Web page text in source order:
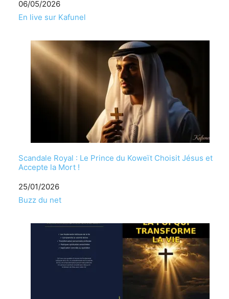
Date
06/05/2026
Par rapport à
En live sur Kafunel
Scandale Royal : Le Prince du Koweït Choisit Jésus et
Accepte la Mort !
Date
25/01/2026
Par rapport à
Buzz du net